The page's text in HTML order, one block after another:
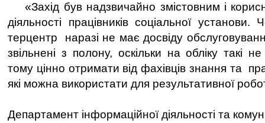
«Захід був надзвичайно змістовним і
діяльності працівників соціальної установи.
терцентр наразі не має досвіду
звільнені з полону, оскільки на обліку такі
тому цінно отримати від фахівців знання та
які можна використати для результативної
Департамент інформаційної діяльності та